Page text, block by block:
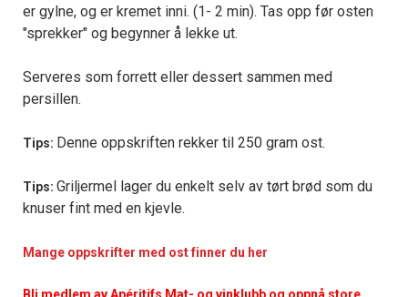
er gylne, og er kremet inni. (1- 2 min). Tas opp før osten
"sprekker" og begynner å lekke ut.
Serveres som forrett eller dessert sammen med
persillen.
Tips: Denne oppskriften rekker til 250 gram ost.
Tips: Griljermel lager du enkelt selv av tørt brød som du
knuser fint med en kjevle.
Mange oppskrifter med ost finner du her